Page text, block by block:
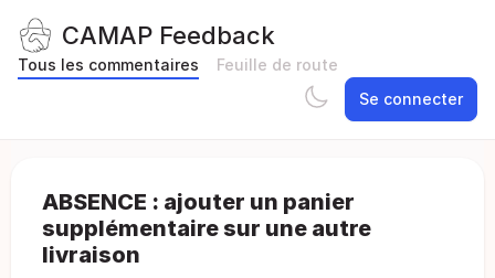
CAMAP Feedback
Tous les commentaires
Feuille de route
Se connecter
ABSENCE : ajouter un panier
supplémentaire sur une autre
livraison